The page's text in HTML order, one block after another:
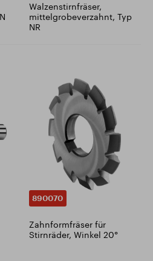
Walzenstirnfräser,
mittelgrobeverzahnt, Typ
NR
890070
Zahnformfräser für
Stirnräder, Winkel 20°